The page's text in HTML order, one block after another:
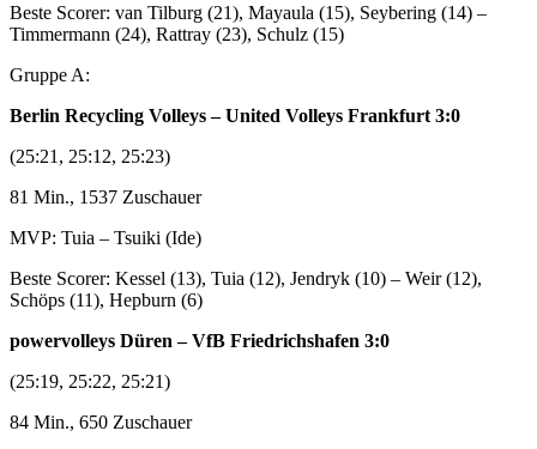
Beste Scorer: van Tilburg (21), Mayaula (15), Seybering (14) –
Timmermann (24), Rattray (23), Schulz (15)
Gruppe A:
Berlin Recycling Volleys – United Volleys Frankfurt 3:0
(25:21, 25:12, 25:23)
81 Min., 1537 Zuschauer
MVP: Tuia – Tsuiki (Ide)
Beste Scorer: Kessel (13), Tuia (12), Jendryk (10) – Weir (12),
Schöps (11), Hepburn (6)
powervolleys Düren – VfB Friedrichshafen 3:0
(25:19, 25:22, 25:21)
84 Min., 650 Zuschauer